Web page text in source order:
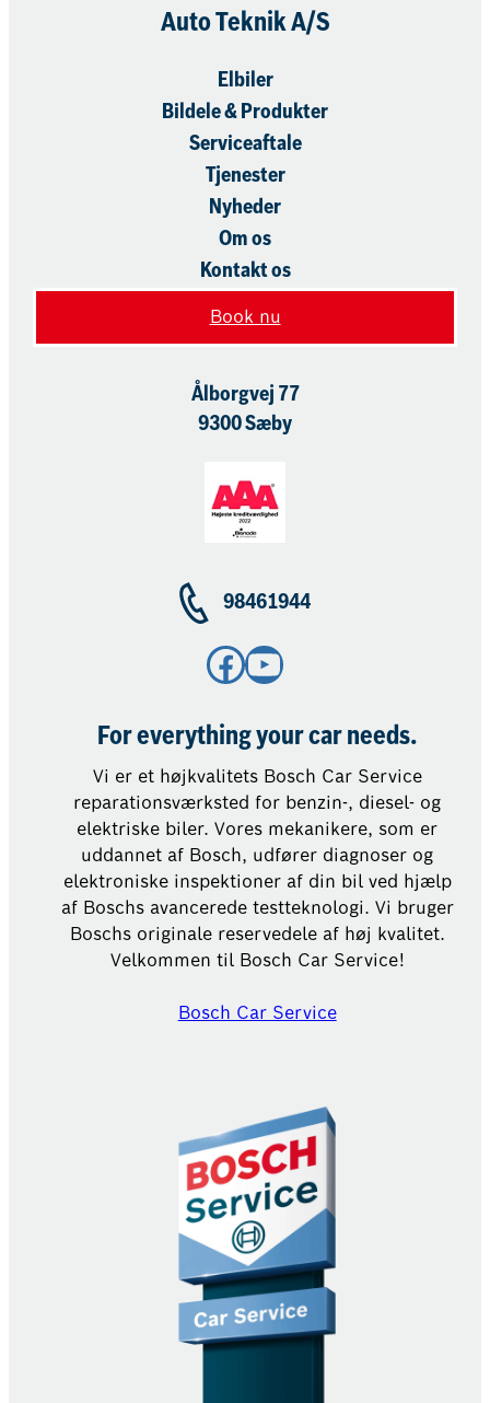
Auto Teknik A/S
Elbiler
Bildele & Produkter
Serviceaftale
Tjenester
Nyheder
Om os
Kontakt os
Book nu
Ålborgvej 77
9300 Sæby
98461944
Facebook YouTube
For everything your car needs.
Vi er et højkvalitets Bosch Car Service
reparationsværksted for benzin-, diesel- og
elektriske biler. Vores mekanikere, som er
uddannet af Bosch, udfører diagnoser og
elektroniske inspektioner af din bil ved hjælp
af Boschs avancerede testteknologi. Vi bruger
Boschs originale reservedele af høj kvalitet.
Velkommen til Bosch Car Service!
Bosch Car Service